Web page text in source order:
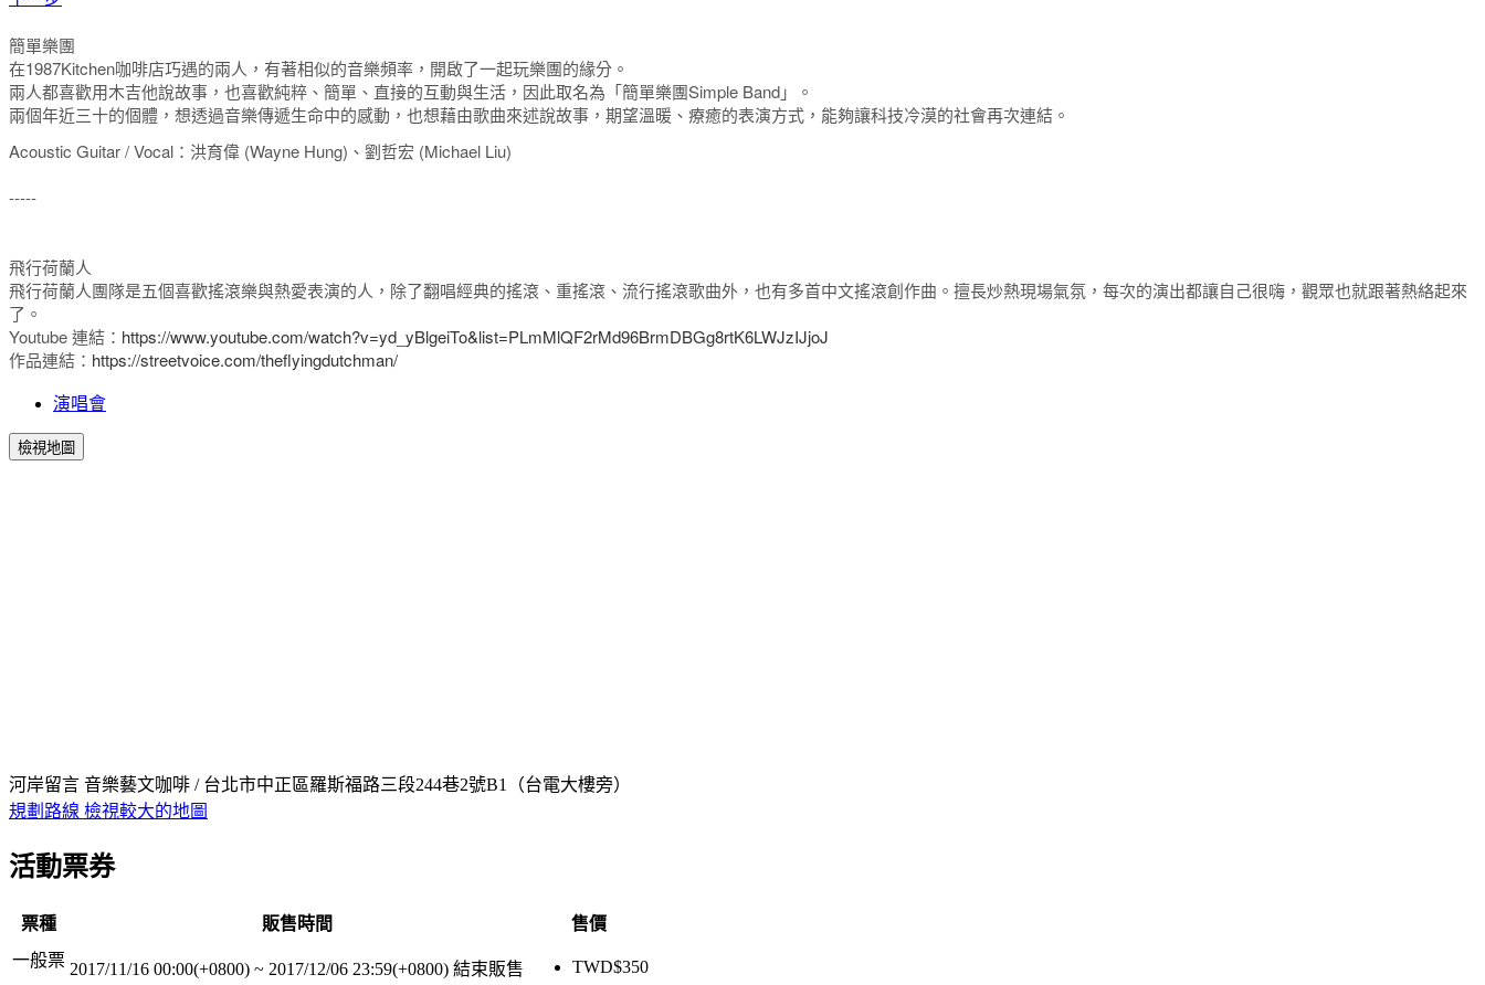
簡單樂團
在1987Kitchen咖啡店巧遇的兩人，有著相似的音樂頻率，開啟了一起玩樂團的緣分。
兩人都喜歡用木吉他說故事，也喜歡純粹、簡單、直接的互動與生活，因此取名為「簡單樂團Simple Band」。
兩個年近三十的個體，想透過音樂傳遞生命中的感動，也想藉由歌曲來述說故事，期望溫暖、療癒的表演方式，能夠讓科技冷漠的社會再次連結。
Acoustic Guitar / Vocal：洪育偉 (Wayne Hung)、劉哲宏 (Michael Liu)
-----
飛行荷蘭人
飛行荷蘭人團隊是五個喜歡搖滾樂與熱愛表演的人，除了翻唱經典的搖滾、重搖滾、流行搖滾歌曲外，也有多首中文搖滾創作曲。擅長炒熱現場氣氛，每次的演出都讓自己很嗨，觀眾也就跟著熱絡起來
了。
Youtube 連結： https://www.youtube.com/watch?v=yd_yBlgeiTo&list=PLmMlQF2rMd96BrmDBGg8rtK6LWJzIJjoJ
作品連結： https://streetvoice.com/theflyingdutchman/
演唱會
檢視地圖
河岸留言 音樂藝文咖啡 / 台北市中正區羅斯福路三段244巷2號B1（台電大樓旁）
規劃路線 檢視較大的地圖
活動票券
票種 販售時間
售價
一般票 2017/11/16 00:00(+0800) ~ 2017/12/06 23:59(+0800) 結束販售 TWD$350